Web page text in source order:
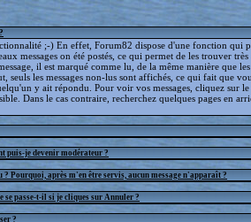
;-) En effet, Forum82 dispose d'une fonction qui
messages on été postés, ce qui permet de les trouver
il est marqué comme lu, de la même manière que les
seuls les messages non-lus sont affichés, ce qui fait que
y ait répondu. Pour voir vos messages, cliquez sur
Dans le cas contraire, recherchez quelques pages en
puis-je devenir modérateur ?
Pourquoi, après m'en être servis, aucun message n'apparaît ?
passe-t-il si je cliques sur Annuler ?
?